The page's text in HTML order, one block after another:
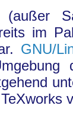
(außer
im
GNU/